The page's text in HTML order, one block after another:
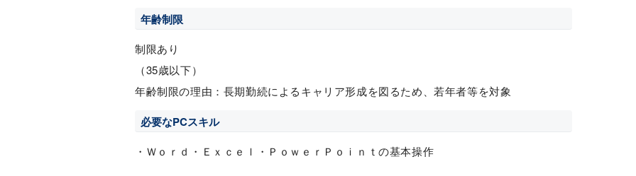
年齢制限
制限あり
（35歳以下）
年齢制限の理由：長期勤続によるキャリア形成を図るため、若年者等を対象
必要なPCスキル
・Ｗｏｒｄ・Ｅｘｃｅｌ・ＰｏｗｅｒＰｏｉｎｔの基本操作